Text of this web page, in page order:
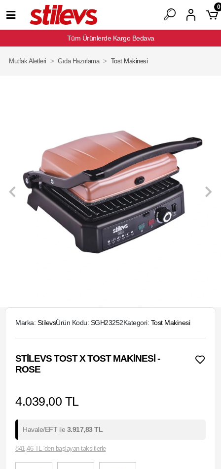
Tüm Ürünlerde Kargo Bedava
0
Mutfak Aletleri Gıda Hazırlama Tost Makinesi
Marka: StilevsÜrün Kodu: SGH23252Kategori: Tost Makinesi
STILEVS TOST X TOST MAKINESI -
ROSE
4.039,00 TL
Havale/EFT ile 3.917,83 TL
841,46 TL 'den başlayan taksitlerle